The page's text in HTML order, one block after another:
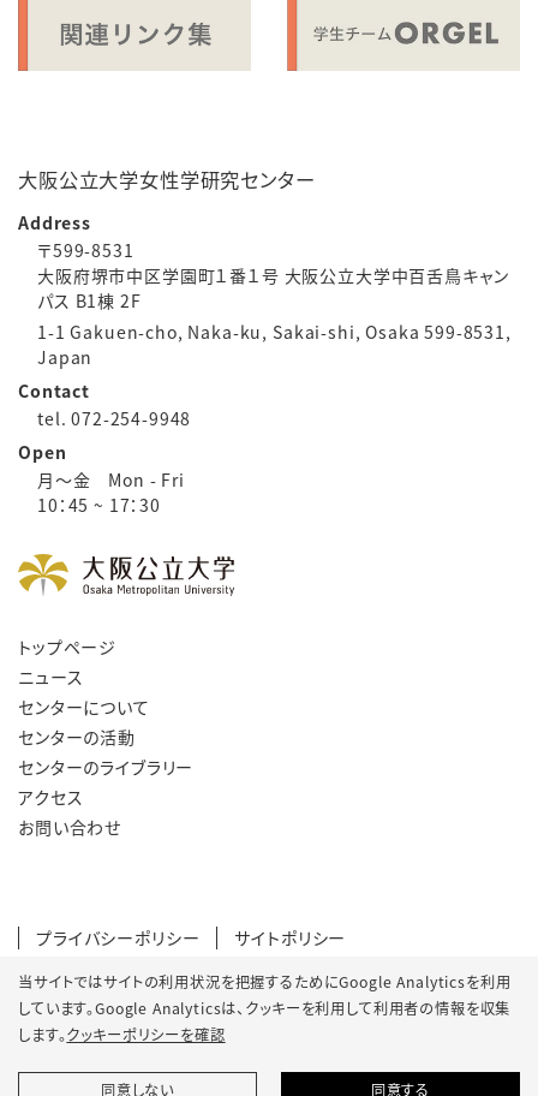
当サイトではサイトの利用状況を把握するためにGoogle Analyticsを利用
しています。Google Analyticsは、 クッキーを利用して利用者の情報を収集
します。クッキーポリシーを確認
同意しない 同意する
大阪公立大学女性学研究センター
Address
〒599-8531
大阪府堺市中区学園町１番１号 大阪公立大学中百舌鳥キャン
パス B1棟 2F
1-1 Gakuen-cho, Naka-ku, Sakai-shi, Osaka 599-8531,
Japan
Contact
tel. 072-254-9948
Open
月～金 Mon - Fri
10：45 ~ 17：30
トップページ
ニュース
センターについて
センターの活動
センターのライブラリー
アクセス
お問い合わせ
プライバシーポリシー
サイトポリシー
SNSポリシー
クッキーポリシー
サイトマップ